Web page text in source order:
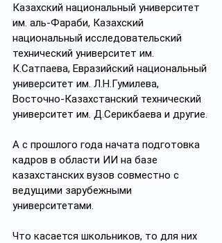
Казахский национальный университет
им. аль-Фараби, Казахский
национальный исследовательский
технический университет им.
К.Сатпаева, Евразийский национальный
университет им. Л.Н.Гумилева,
Восточно-Казахстанский технический
университет им. Д.Серикбаева и другие.
А с прошлого года начата подготовка
кадров в области ИИ на базе
казахстанских вузов совместно с
ведущими зарубежными
университетами.
Что касается школьников, то для них